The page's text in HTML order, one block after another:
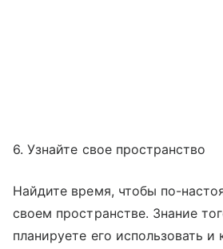
6. Узнайте свое пространство
Найдите время, чтобы по-
своем пространстве. Знание
планируете его использовать